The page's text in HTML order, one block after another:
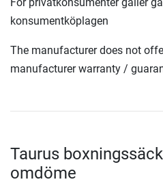
För privatkonsumenter gäller
konsumentköplagen
The manufacturer does not
manufacturer warranty /
Taurus
omdöme